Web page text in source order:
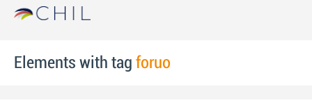
Elements with tag foruo